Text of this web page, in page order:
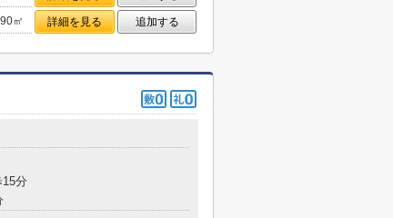
㎡ 詳細を見る 追加する
15分